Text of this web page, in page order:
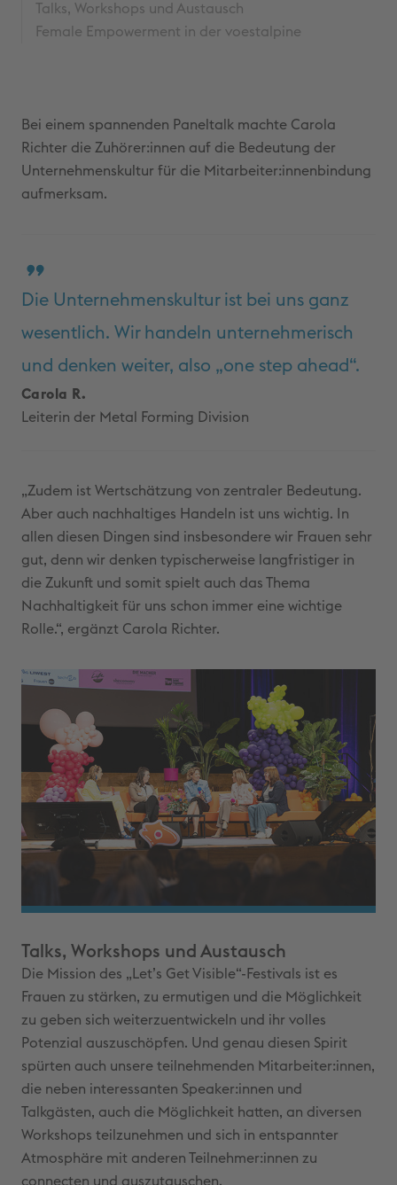
Talks, Workshops und Austausch
Female Empowerment in der voestalpine
Bei einem spannenden Paneltalk machte Carola
Richter die Zuhörer:innen auf die Bedeutung der
Unternehmenskultur für die Mitarbeiter:innenbindung
aufmerksam.
Die Unternehmenskultur ist bei uns ganz
wesentlich. Wir handeln unternehmerisch
und denken weiter, also „one step ahead“.
Carola R.
Leiterin der Metal Forming Division
„Zudem ist Wertschätzung von zentraler Bedeutung.
Aber auch nachhaltiges Handeln ist uns wichtig. In
allen diesen Dingen sind insbesondere wir Frauen sehr
gut, denn wir denken typischerweise langfristiger in
die Zukunft und somit spielt auch das Thema
Nachhaltigkeit für uns schon immer eine wichtige
Rolle.“, ergänzt Carola Richter.
Talks, Workshops und Austausch
Die Mission des „Let’s Get Visible“-Festivals ist es
Frauen zu stärken, zu ermutigen und die Möglichkeit
zu geben sich weiterzuentwickeln und ihr volles
Potenzial auszuschöpfen. Und genau diesen Spirit
spürten auch unsere teilnehmenden Mitarbeiter:innen,
die neben interessanten Speaker:innen und
Talkgästen, auch die Möglichkeit hatten, an diversen
Workshops teilzunehmen und sich in entspannter
Atmosphäre mit anderen Teilnehmer:innen zu
connecten und auszutauschen.